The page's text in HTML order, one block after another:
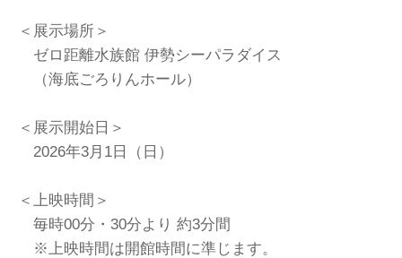
＜展示場所＞
ゼロ距離水族館 伊勢シーパラダイス
（海底ごろりんホール）
＜展示開始日＞
2026年3月1日（日）
＜上映時間＞
毎時00分・30分より 約3分間
※上映時間は開館時間に準じます。